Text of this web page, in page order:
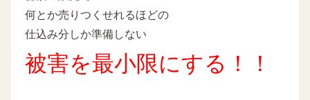
何とか売りつくせれるほどの
仕込み分しか準備しない
被害を最小限にする！！